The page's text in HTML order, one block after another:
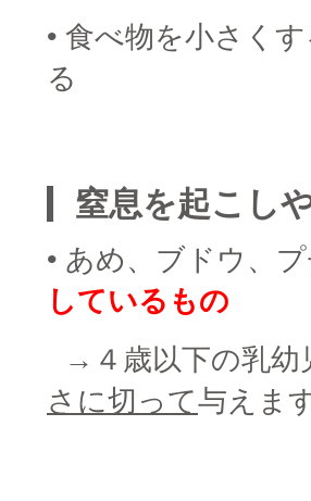
• 食べ物を小さく
る
窒息を起こし
• あめ、ブドウ、
しているもの
→４歳以下の乳幼
さに切って与えま